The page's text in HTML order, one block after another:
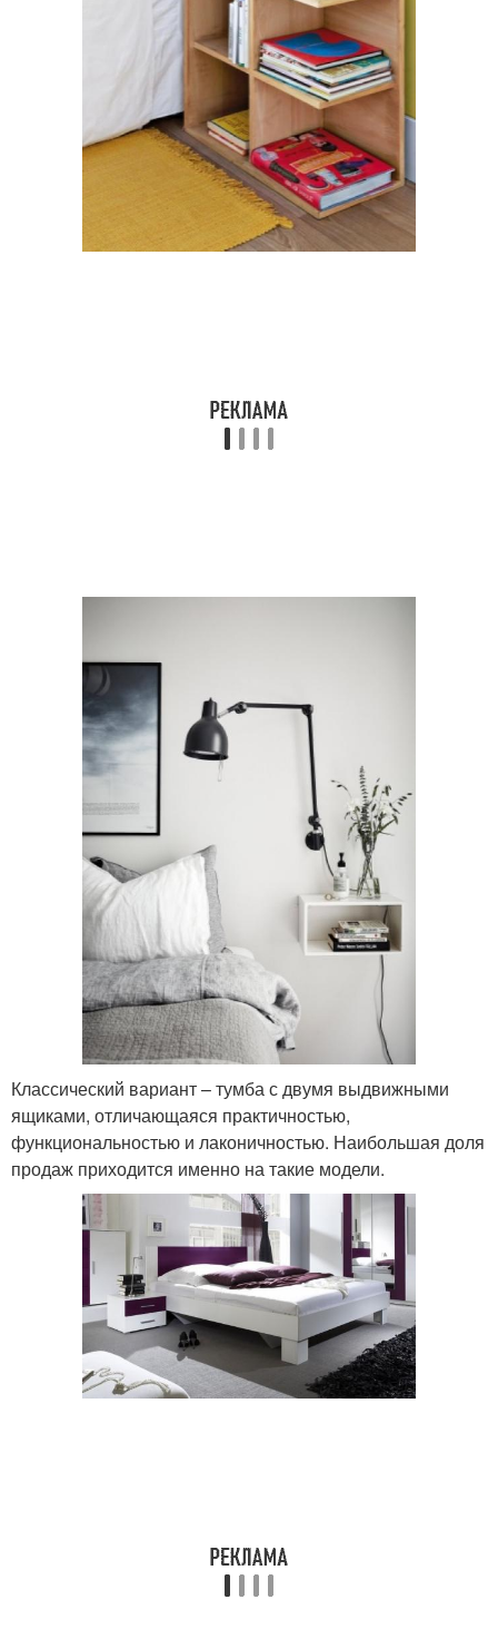
Классический вариант – тумба с двумя выдвижными
ящиками, отличающаяся практичностью,
функциональностью и лаконичностью. Наибольшая доля
продаж приходится именно на такие модели.